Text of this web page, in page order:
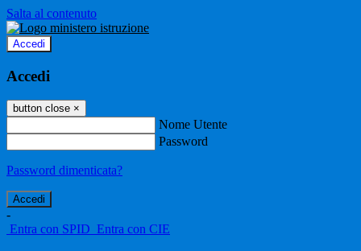
Salta al contenuto
Accedi
Accedi
button close ×
Nome Utente
Password
Password dimenticata?
-
Entra con SPID Entra con CIE